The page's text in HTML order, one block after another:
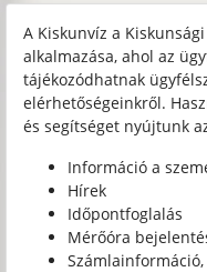
A Kiskunvíz a
alkalmazása, ahol az
tájékozódhatnak
elérhetőségeinkről.
és segítséget nyújtunk
Információ a
Hírek
Időpontfoglalás
Mérőóra